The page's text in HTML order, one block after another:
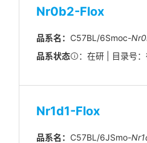
Nr0b2-Flox
品系名： C57BL/6Smoc-
品系状态 ：在研 | 目录号
Nr1d1-Flox
品系名： C57BL/6JSmo-